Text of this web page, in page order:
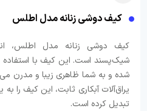
کیف دوشی زنانه مدل اطلس
کیف دوشی زنانه مدل اطلس،
شیک‌پسند است. این کیف با استفاده
شده و به شما ظاهری زیبا و مدرن
یراق‌آلات آبکاری ثابت، این کیف را
تبدیل کرده است.